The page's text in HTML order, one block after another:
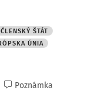
za účelom zvýšenia
vykonávaná
sa vykonávajú u
ČLENSKÝ ŠTÁT
ÚNIA
Poznámka